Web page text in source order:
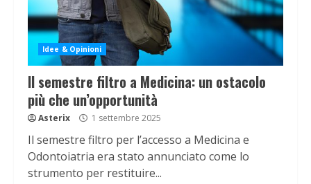
Idee & Opinioni
Il semestre filtro a Medicina: un ostacolo
più che un’opportunità
Asterix 1 settembre 2025
Il semestre filtro per l’accesso a Medicina e
Odontoiatria era stato annunciato come lo
strumento per restituire...